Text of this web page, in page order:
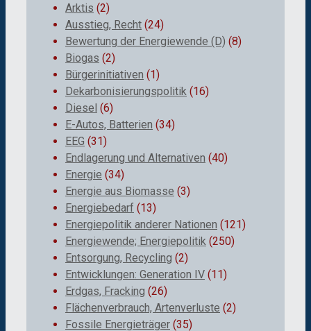
Arktis (2)
Ausstieg, Recht (24)
Bewertung der Energiewende (D) (8)
Biogas (2)
Bürgerinitiativen (1)
Dekarbonisierungspolitik (16)
Diesel (6)
E-Autos, Batterien (34)
EEG (31)
Endlagerung und Alternativen (40)
Energie (34)
Energie aus Biomasse (3)
Energiebedarf (13)
Energiepolitik anderer Nationen (121)
Energiewende; Energiepolitik (250)
Entsorgung, Recycling (2)
Entwicklungen: Generation IV (11)
Erdgas, Fracking (26)
Flächenverbrauch, Artenverluste (2)
Fossile Energieträger (35)